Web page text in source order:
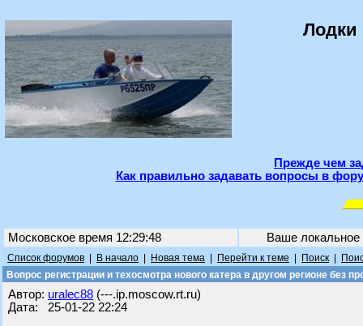
Лодки
Прежде чем
Как правильно задавать вопросы в
Московское время 12:29:48 Ваше
Список форумов В начало Новая тема Перейти к теме Поиск
Вопрос регистрации и техосмотра нового катера в другом регионе без
Автор: uralec88 (---.ip.moscow.rt.ru)
Дата: 25-01-22 22:24